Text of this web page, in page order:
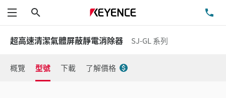
功能表
超高速清潔氣體屏蔽靜電消除器 SJ-GL 系列
概覽 型號 下載 了解價格